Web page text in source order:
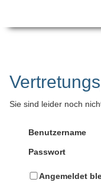
Sie sind leider noch
Benutzername
Passwort
Angemeldet